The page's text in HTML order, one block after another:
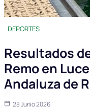
DEPORTES
Resultados
Remo en
Andaluza de
28 Junio 2026